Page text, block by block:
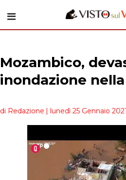
Mozambico,
inondazione
di Redazione | lunedì 25 Gennaio